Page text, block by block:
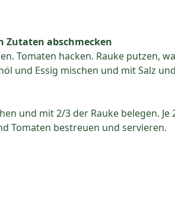
Zutaten abschmecken
Tomaten hacken. Rauke putzen,
und Essig mischen und mit Salz
und mit 2/3 der Rauke belegen. Je
Tomaten bestreuen und servieren.